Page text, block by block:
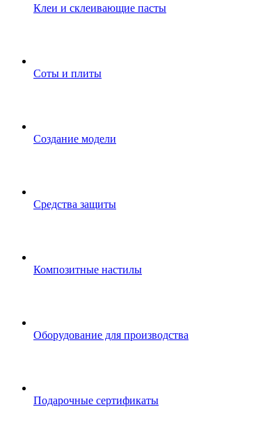
Клеи и склеивающие пасты
Соты и плиты
Создание модели
Средства защиты
Композитные настилы
Оборудование для производства
Подарочные сертификаты